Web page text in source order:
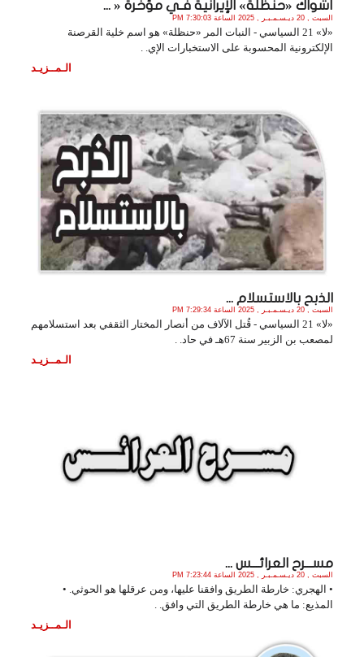
أشواك «حنظلة» الإيرانية فـي مؤخرة « ...
السبت , 20 ديـسـمـبـر , 2025 الساعة 7:30:03 PM
«لا» 21 السياسي - النبات المر «حنظلة» هو اسم خلية القرصنة
الإلكترونية المحسوبة على الاستخبارات الإي. .
الـمــزيـد
الذبح بالاستسلام ...
السبت , 20 ديـسـمـبـر , 2025 الساعة 7:29:34 PM
«لا» 21 السياسي - قُتل الآلاف من أنصار المختار الثقفي بعد استسلامهم
لمصعب بن الزبير سنة 67هـ في حاد. .
الـمــزيـد
مســـرح العرائـــس ...
السبت , 20 ديـسـمـبـر , 2025 الساعة 7:23:44 PM
• الهجري: خارطة الطريق وافقنا عليها، ومن عرقلها هو ‏الحوثي. •
‏المذيع: ما هي خارطة الطريق التي وافق. .
الـمــزيـد